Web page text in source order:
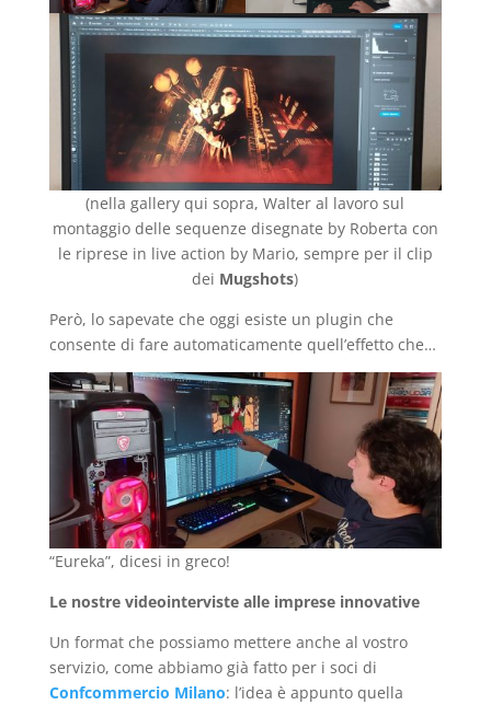
(nella gallery qui sopra, Walter al lavoro sul
montaggio delle sequenze disegnate by Roberta con
le riprese in live action by Mario, sempre per il clip
dei Mugshots)
Però, lo sapevate che oggi esiste un plugin che
consente di fare automaticamente quell’effetto che…
“Eureka”, dicesi in greco!
Le nostre videointerviste alle imprese innovative
Un format che possiamo mettere anche al vostro
servizio, come abbiamo già fatto per i soci di
Confcommercio Milano: l’idea è appunto quella